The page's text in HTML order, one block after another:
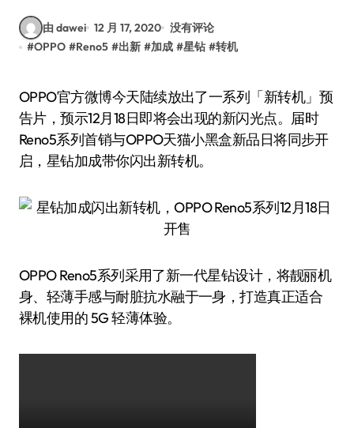
由 dawei 12 月 17, 2020 没有评论
#OPPO #Reno5 #出新 #加成 #星钻 #转机
OPPO官方微博今天陆续放出了一系列「新转机」预
告片，预示12月18日即将会出现的新闪光点。届时
Reno5系列首销与OPPO天猫小黑盒新品日将同步开
启，星钻加成带你闪出新转机。
OPPO Reno5系列采用了新一代星钻设计，将靓丽机
身、轻薄手感与耐脏抗水融于一身，打造真正适合
裸机使用的 5G 轻薄体验。